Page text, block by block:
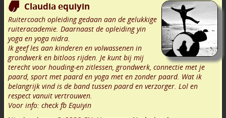
Claudia equiyin
Ruitercoach opleiding gedaan aan de gelukkige
ruiteracademie. Daarnaast de opleiding yin
yoga en yoga nidra.
Ik geef les aan kinderen en volwassenen in
grondwerk en bitloos rijden. Je kunt bij mij
terecht voor houding-en zitlessen, grondwerk, connectie met je
paard, sport met paard en yoga met en zonder paard. Wat ik
belangrijk vind is de band tussen paard en verzorger. Lol en
respect vanuit vertrouwen.
Voor info: check fb Equiyin